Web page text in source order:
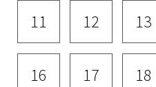
11 12 13
16 17 18